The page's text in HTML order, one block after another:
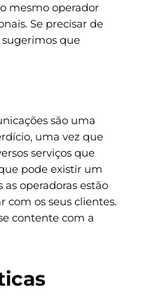
mesmo operador
Se precisar de
que
são uma
uma vez que
serviços que
pode existir um
operadoras estão
com os seus clientes.
contente com a